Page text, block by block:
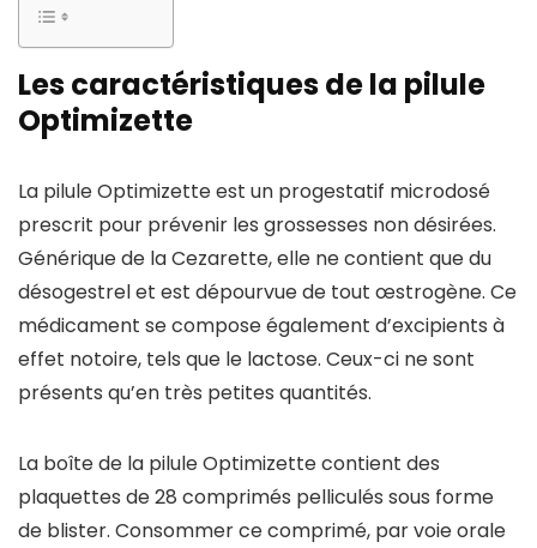
Les caractéristiques de la pilule
Optimizette
La pilule Optimizette est un progestatif microdosé
prescrit pour prévenir les grossesses non désirées.
Générique de la Cezarette, elle ne contient que du
désogestrel et est dépourvue de tout œstrogène. Ce
médicament se compose également d’excipients à
effet notoire, tels que le lactose. Ceux-ci ne sont
présents qu’en très petites quantités.
La boîte de la pilule Optimizette contient des
plaquettes de 28 comprimés pelliculés sous forme
de blister. Consommer ce comprimé, par voie orale